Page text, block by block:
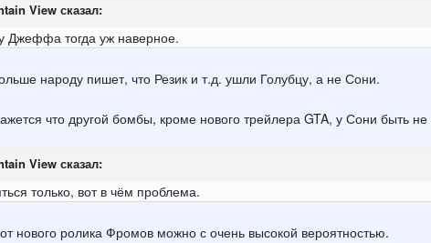
Viewсказал:
Джеффа тогда уж наверное.
народу пишет, что Резик и т.д. ушли Голубцу, а не Сони.
что другой бомбы, кроме нового трейлера GTA, у Сони быть
Viewсказал:
только, вот в чём проблема.
нового ролика Фромов можно с очень высокой вероятностью.